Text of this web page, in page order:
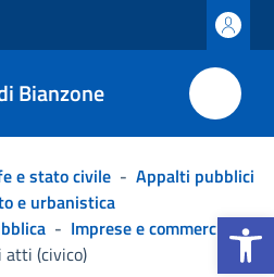
Apri la
Bianzone
e stato civile - Appalti pubblici
e urbanistica
- Imprese e commercio
atti (civico)